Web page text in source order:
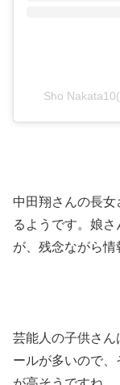
Sho
中田翔さんの長
るようです。娘
が、残念ながら情
芸能人の子供さん
ールが多いので